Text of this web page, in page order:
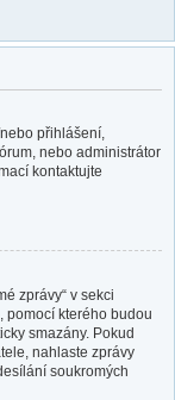
přihlášení,
nebo administrátor
kontaktujte
zprávy“ v sekci
pomocí kterého budou
smazány. Pokud
nahlaste zprávy
soukromých